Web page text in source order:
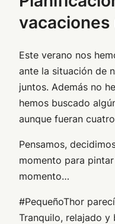
vacaciones
Este verano nos
ante la situación de
juntos. Además no
hemos buscado
aunque fueran
Pensamos,
momento para
momento…
#PequeñoThor
Tranquilo, relajado y